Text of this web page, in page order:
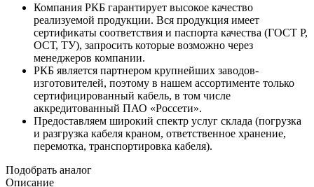
Компания РКБ гарантирует высокое качество
реализуемой продукции. Вся продукция имеет
сертификаты соответствия и паспорта качества (ГОСТ Р,
ОСТ, ТУ), запросить которые возможно через
менеджеров компании.
РКБ является партнером крупнейших заводов-
изготовителей, поэтому в нашем ассортименте только
сертифицированный кабель, в том числе
аккредитованный ПАО «Россети».
Предоставляем широкий спектр услуг склада (погрузка
и разгрузка кабеля краном, ответственное хранение,
перемотка, транспортировка кабеля).
Подобрать аналог
Описание